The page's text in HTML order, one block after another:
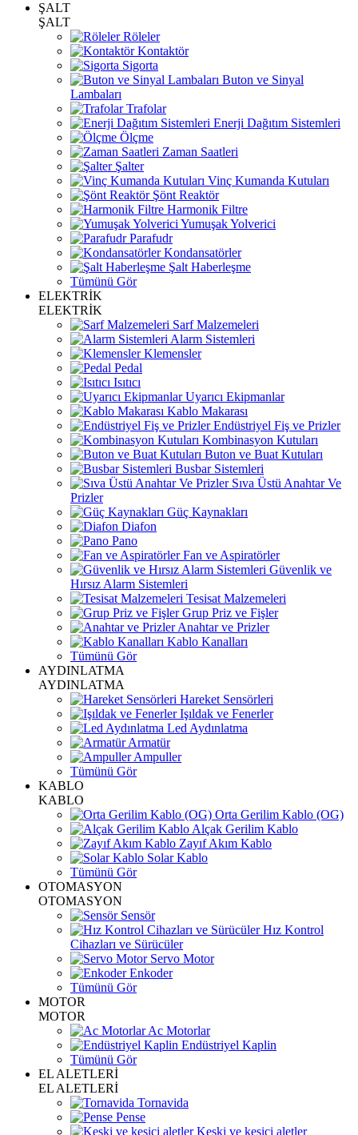
ŞALT
ŞALT
Röleler
Kontaktör
Sigorta
Buton ve Sinyal
Lambaları
Trafolar
Enerji Dağıtım Sistemleri
Ölçme
Zaman Saatleri
Şalter
Vinç Kumanda Kutuları
Şönt Reaktör
Harmonik Filtre
Yumuşak Yolverici
Parafudr
Kondansatörler
Şalt Haberleşme
Tümünü Gör
ELEKTRİK
ELEKTRİK
Sarf Malzemeleri
Alarm Sistemleri
Klemensler
Pedal
Isıtıcı
Uyarıcı Ekipmanlar
Kablo Makarası
Endüstriyel Fiş ve Prizler
Kombinasyon Kutuları
Buton ve Buat Kutuları
Busbar Sistemleri
Sıva Üstü Anahtar Ve
Prizler
Güç Kaynakları
Diafon
Pano
Fan ve Aspiratörler
Güvenlik ve
Hırsız Alarm Sistemleri
Tesisat Malzemeleri
Grup Priz ve Fişler
Anahtar ve Prizler
Kablo Kanalları
Tümünü Gör
AYDINLATMA
AYDINLATMA
Hareket Sensörleri
Işıldak ve Fenerler
Led Aydınlatma
Armatür
Ampuller
Tümünü Gör
KABLO
KABLO
Orta Gerilim Kablo (OG)
Alçak Gerilim Kablo
Zayıf Akım Kablo
Solar Kablo
Tümünü Gör
OTOMASYON
OTOMASYON
Sensör
Hız Kontrol
Cihazları ve Sürücüler
Servo Motor
Enkoder
Tümünü Gör
MOTOR
MOTOR
Ac Motorlar
Endüstriyel Kaplin
Tümünü Gör
EL ALETLERİ
EL ALETLERİ
Tornavida
Pense
Keski ve kesici aletler